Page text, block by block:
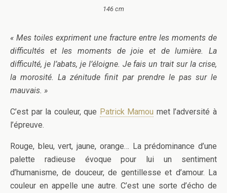
146 cm
« Mes toiles expriment une fracture entre les moments de
difficultés et les moments de joie et de lumière. La
difficulté, je l’abats, je l’éloigne. Je fais un trait sur la crise,
la morosité. La zénitude finit par prendre le pas sur le
mauvais. »
C’est par la couleur, que Patrick Mamou met l’adversité à
l’épreuve.
Rouge, bleu, vert, jaune, orange… La prédominance d’une
palette radieuse évoque pour lui un sentiment
d’humanisme, de douceur, de gentillesse et d’amour. La
couleur en appelle une autre. C’est une sorte d’écho de